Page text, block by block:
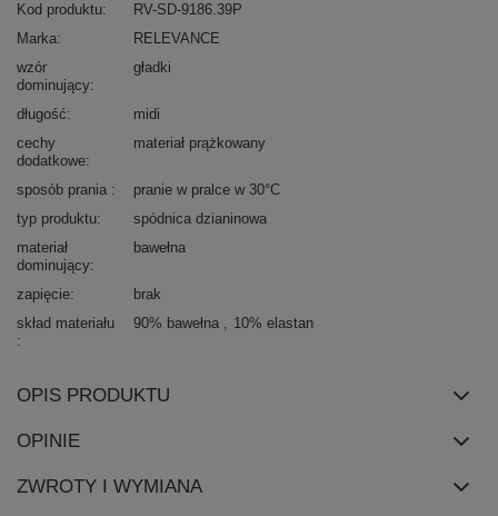
Kod produktu
RV-SD-9186.39P
Marka
RELEVANCE
wzór
dominujący
gładki
długość
midi
cechy
dodatkowe
materiał prążkowany
sposób prania
pranie w pralce w 30°C
typ produktu
spódnica dzianinowa
materiał
dominujący
bawełna
zapięcie
brak
skład materiału
90% bawełna 10% elastan
OPIS PRODUKTU
OPINIE
ZWROTY I WYMIANA